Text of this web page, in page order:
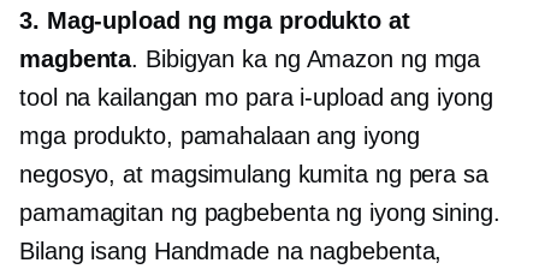
3. Mag-upload ng mga produkto at
magbenta. Bibigyan ka ng Amazon ng mga
tool na kailangan mo para i-upload ang iyong
mga produkto, pamahalaan ang iyong
negosyo, at magsimulang kumita ng pera sa
pamamagitan ng pagbebenta ng iyong sining.
Bilang isang Handmade na nagbebenta,